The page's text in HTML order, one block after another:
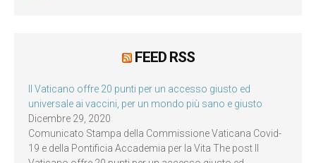
FEED RSS
Il Vaticano offre 20 punti per un accesso giusto ed
universale ai vaccini, per un mondo più sano e giusto
Dicembre 29, 2020
Comunicato Stampa della Commissione Vaticana Covid-
19 e della Pontificia Accademia per la Vita The post Il